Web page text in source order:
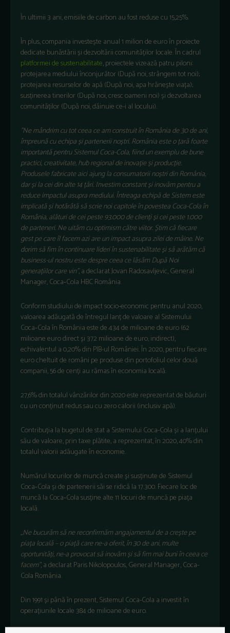
În ultimii 3 ani, emisiile de carbon au fost reduse cu 15,25%.
În plus, compania investește anual 1 milion de euro în proiecte
dedicate bunăstării și dezvoltării comunităților locale. În cadrul
platformei de sustenabilitate, proiectele vizează patru piloni:
protejarea mediului înconjurător (După noi, strângem tot noi);
protejarea resurselor de apă (După noi, apa hrănește viața);
susținerea tinerilor (După noi, cresc oameni noi) și dezvoltarea
comunităților (După noi, dăinuie ce-i al locului).
”Ne mândrim cu tot ceea ce am construit în România de 30 de ani,
împreună cu echipa și partenerii noștri. România este o țară foarte
importantă pentru Sistemul Coca-Cola, fiind un exemplu de bune
practici, creativitate, hub regional de inovație și producție.
Produsele fabricate aici ajung la consumatorii noștri din România,
dar și la cei din alte 14 țări. Investim constant și inovăm pentru a
reduce impactul asupra mediului. Întreaga echipă de Sistem este
implicată și hotărâtă să scrie noi capitole în povestea Coca-Cola în
România, alături de cei peste 93.000 de clienți și cei peste 1.000
de parteneri. Ne uităm cu optimism către viitor. Știm că fiecare
gest pe care îl facem azi are un impact asupra zilei de mâine. Ne
dorim să fim în continuare lideri în sustenabilitate și să arătăm că
business-ul nostru este despre ceea ce lăsăm După Noi
generațiilor care vin”, a declarat Jovan Radosavljevic, General
Manager, Coca‑Cola HBC România.
Conform studiului de impact socio-economic pentru anul 2020,
valoarea adăugată de întregul lanț de valoare al Sistemului
Coca‑Cola în România este de 434 de milioane de euro (62
milioane euro direct și 372 milioane de euro, indirect),
echivalentul a 0,20% din PIB-ul României. În 2020, pentru fiecare
euro cheltuit de români pe produse din portofoliul celor două
companii, 56 de cenți au rămas în economia locală.
27,6% din totalul vânzărilor din 2020 este reprezentat de băuturi
cu un conținut redus sau cu zero calorii (inclusiv apă).
Contribuția la bugetul de stat a Sistemului Coca-Cola și a lanțului
său de valoare, prin taxe plătite, a reprezentat, în 2020, 40% din
totalul valorii adăugate în economie.
Numărul locurilor de muncă create și susținute de Sistemul
Coca‑Cola și de partenerii săi se ridică la 17.300. Fiecare loc de
muncă la Coca‑Cola susține alte 11 locuri de muncă pe piața
locală.
„Ne bucurăm să ne reconfirmăm angajamentul de a crește pe
piața locală – o piață care ne-a oferit, în 30 de ani, multe
oportunități, ne-a provocat să inovăm și să fim mai buni în ceea ce
facem”, a declarat Paris Nikolopoulos, General Manager, Coca-
Cola România.
Din 1991 și până în prezent, Sistemul Coca-Cola a investit în
operațiunile locale 384 de milioane de euro.